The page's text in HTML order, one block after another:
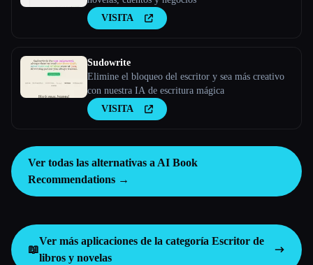
VISITA
Sudowrite
Elimine el bloqueo del escritor y sea más creativo
con nuestra IA de escritura mágica
VISITA
Ver todas las alternativas a AI Book
Recommendations →
📖
Ver más aplicaciones de la categoría Escritor de
libros y novelas